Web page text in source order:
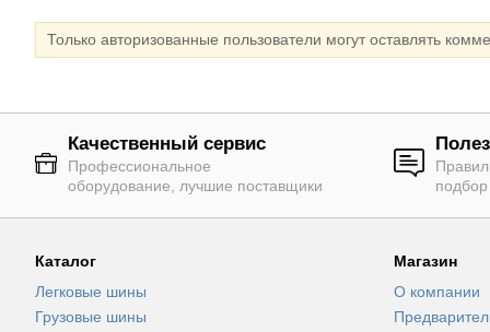
Только авторизованные пользователи могут оставлять
Качественный сервис
Профессиональное
оборудование, лучшие поставщики
подбор
Каталог
Легковые шины
Грузовые шины
Магазин
О компании